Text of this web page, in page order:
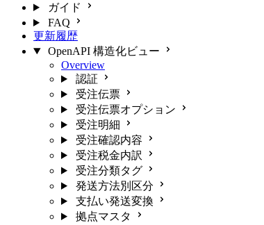
ガイド
FAQ
更新履歴
OpenAPI 構造化ビュー
Overview
認証
受注伝票
受注伝票オプション
受注明細
受注確認内容
受注税金内訳
受注分類タグ
発送方法別区分
支払い発送変換
拠点マスタ